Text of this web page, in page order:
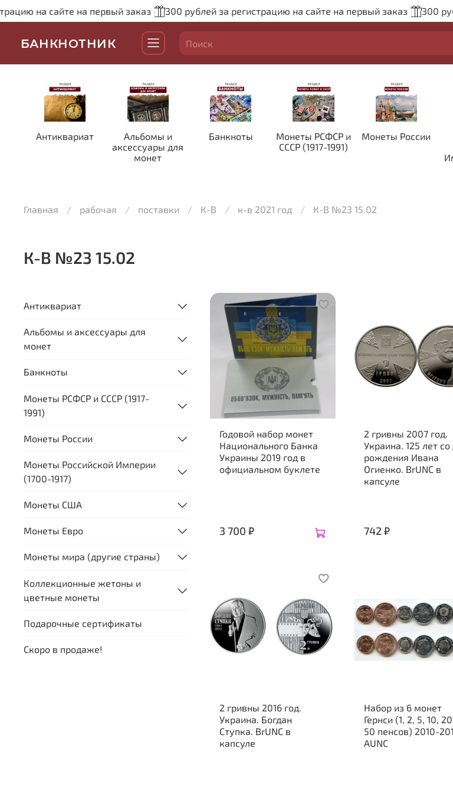
на сайте на первый заказ 300 рублей за регистрацию на сайте на первый заказ 300
БАНКНОТНИК
Антиквариат
Альбомы и
аксессуары для
монет
Банкноты
Монеты РСФСР и
СССР (1917-1991)
Монеты России
Главная рабочая поставки К-В к-в 2021 год К-В №23 15.02
К-В №23 15.02
Годовой набор монет
Национального Банка
Украины 2019 год в
официальном буклете
3 700 ₽
2 гривны 2007 год.
Украина. 125 лет со
рождения Ивана
Огиенко. BrUNC в
капсуле
742 ₽
2 гривны 2016 год.
Украина. Богдан
Ступка. BrUNC в
капсуле
Набор из 6 монет
Гернси (1, 2, 5, 10,
50 пенсов) 2010-2012
AUNC
Антиквариат
Альбомы и аксессуары для
монет
Банкноты
Монеты РСФСР и СССР (1917-
1991)
Монеты России
Монеты Российской Империи
(1700-1917)
Монеты США
Монеты Евро
Монеты мира (другие страны)
Коллекционные жетоны и
цветные монеты
Подарочные сертификаты
Скоро в продаже!